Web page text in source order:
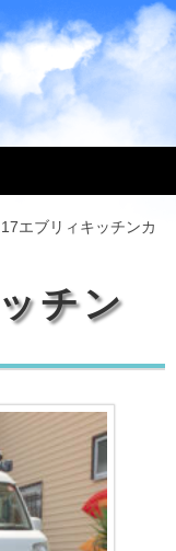
17エブリィキッチンカ
チン